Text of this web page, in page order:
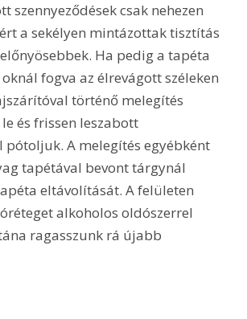
szennyeződések csak nehezen
a sekélyen mintázottak tisztítás
Ha pedig a tapéta
fogva az élrevágott széleken
történő melegítés
és frissen leszabott
A melegítés egyébként
tapétával bevont tárgynál
eltávolítását. A felületen
alkoholos oldószerrel
ragasszunk rá újabb